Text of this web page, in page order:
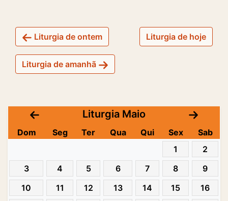
Liturgia de ontem Liturgia de hoje
Liturgia de amanhã
Liturgia Maio
Dom Seg Ter Qua Qui Sex
Sab
1
2
3
4 5 6 7 8
9
10
11 12 13 14 15
16